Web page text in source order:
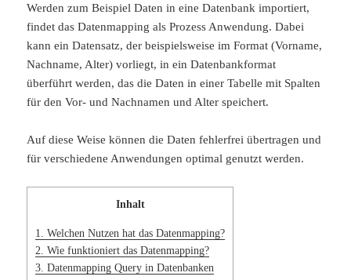
Werden zum Beispiel Daten in eine Datenbank importiert,
findet das Datenmapping als Prozess Anwendung. Dabei
kann ein Datensatz, der beispielsweise im Format (Vorname,
Nachname, Alter) vorliegt, in ein Datenbankformat
überführt werden, das die Daten in einer Tabelle mit Spalten
für den Vor- und Nachnamen und Alter speichert.
Auf diese Weise können die Daten fehlerfrei übertragen und
für verschiedene Anwendungen optimal genutzt werden.
Inhalt
1.
Welchen Nutzen hat das Datenmapping?
2. Wie funktioniert das Datenmapping?
3. Datenmapping Query in Datenbanken